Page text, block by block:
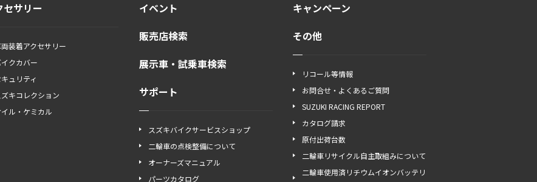
セサリー
両装着アクセサリー
クカバー
ュリティ
ズキコレクション
イル・ケミカル
イベント
販売店検索
展示車・試乗車検索
サポート
スズキバイクサービスショップ
二輪車の点検整備について
オーナーズマニュアル
パーツカタログ
キャンペーン
その他
リコール等情報
お問合せ・よくあるご質問
SUZUKI RACING REPORT
カタログ請求
原付出荷台数
二輪車リサイクル自主取組みについて
二輪車使用済リチウムイオンバッテリ